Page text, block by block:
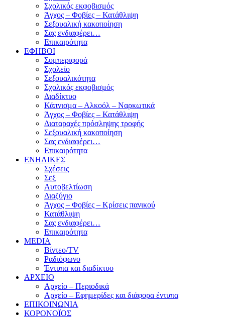
Σχολικός εκφοβισμός
Άγχος – Φοβίες – Κατάθλιψη
Σεξουαλική κακοποίηση
Σας ενδιαφέρει…
Επικαιρότητα
ΕΦΗΒΟΙ
Συμπεριφορά
Σχολείο
Σεξουαλικότητα
Σχολικός εκφοβισμός
Διαδίκτυο
Κάπνισμα – Αλκοόλ – Ναρκωτικά
Άγχος – Φοβίες – Κατάθλιψη
Διαταραχές πρόσληψης τροφής
Σεξουαλική κακοποίηση
Σας ενδιαφέρει…
Επικαιρότητα
ΕΝΗΛΙΚΕΣ
Σχέσεις
Σεξ
Αυτοβελτίωση
Διαζύγιο
Άγχος – Φοβίες – Κρίσεις πανικού
Κατάθλιψη
Σας ενδιαφέρει…
Επικαιρότητα
MEDIA
Βίντεο/TV
Ραδιόφωνο
Έντυπα και διαδίκτυο
ΑΡΧΕΙΟ
Αρχείο – Περιοδικά
Αρχείο – Εφημερίδες και διάφορα έντυπα
ΕΠΙΚΟΙΝΩΝΙΑ
ΚΟΡΟΝΟΪΟΣ